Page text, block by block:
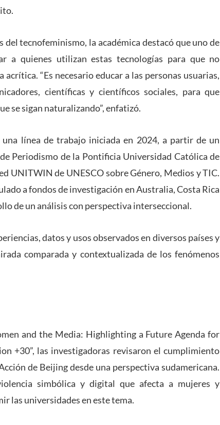
tecnofeminismo, la académica destacó que uno de
a quienes utilizan estas tecnologías para que no
“Es necesario educar a las personas usuarias,
científicas y científicos sociales, para que
se sigan naturalizando”, enfatizó.
una línea de trabajo iniciada en 2024, a partir de un
Periodismo de la Pontificia Universidad Católica de
UNITWIN de UNESCO sobre Género, Medios y TIC.
a fondos de investigación en Australia, Costa Rica
de un análisis con perspectiva interseccional.
datos y usos observados en diversos países y
comparada y contextualizada de los fenómenos
and the Media: Highlighting a Future Agenda for
+30”, las investigadoras revisaron el cumplimiento
de Beijing desde una perspectiva sudamericana.
simbólica y digital que afecta a mujeres y
las universidades en este tema.